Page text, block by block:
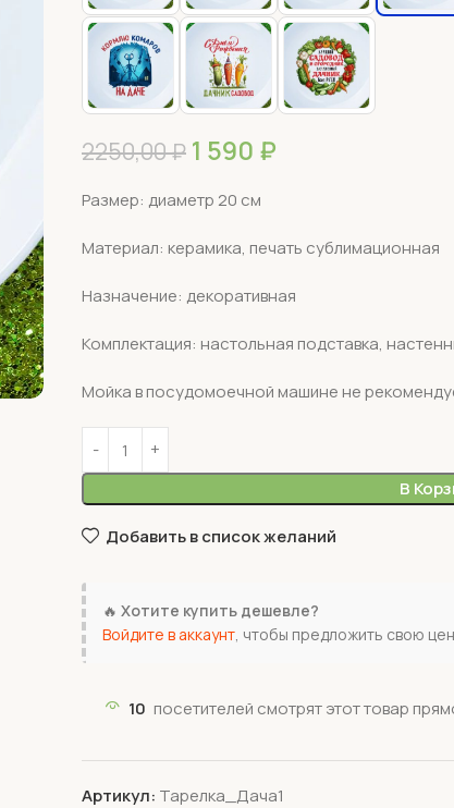
2250,00₽ 1 590 ₽
Размер: диаметр 20 см
Материал: керамика, печать сублимационная
Назначение: декоративная
Комплектация: настольная подставка,
Мойка в посудомоечной машине не
В
Добавить в список желаний
🔥 Хотите купить дешевле?
Войдите в аккаунт, чтобы предложить свою
10 посетителей смотрят этот товар
Артикул: Тарелка_Дача1